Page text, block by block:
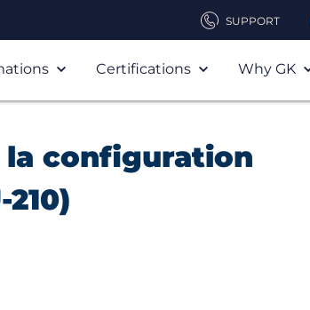
SUPPORT
Certifications Why GK
configuration